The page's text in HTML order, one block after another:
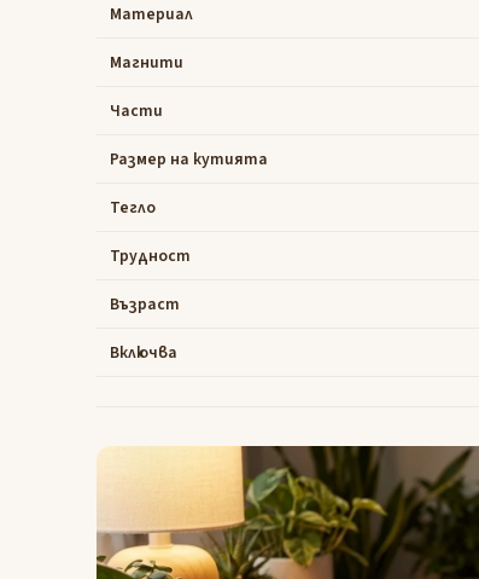
Материал
Магнити
Части
Размер на кутията
Тегло
Трудност
Възраст
Включва